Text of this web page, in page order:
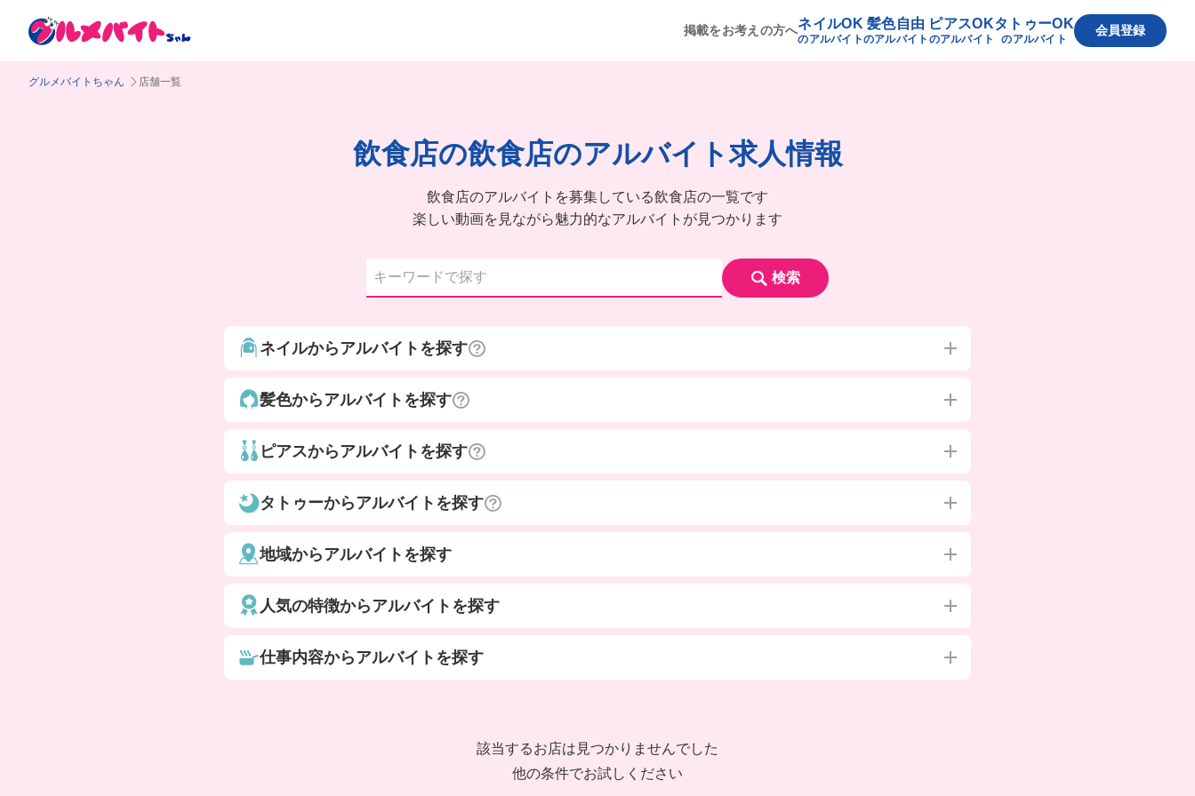
掲載をお考えの方へネイルOK
のアルバイト
髪色自由
のアルバイト
ピアスOK
のアルバイト
タトゥーOK
のアルバイト
会員登録
グルメバイトちゃん 店舗一覧
飲食店の飲食店のアルバイト求人情報
飲食店のアルバイトを募集している飲食店の一覧です
楽しい動画を見ながら魅力的なアルバイトが見つかります
検索
ネイルからアルバイトを探す
髪色からアルバイトを探す
ピアスからアルバイトを探す
タトゥーからアルバイトを探す
地域からアルバイトを探す
人気の特徴からアルバイトを探す
仕事内容からアルバイトを探す
該当するお店は見つかりませんでした
他の条件でお試しください